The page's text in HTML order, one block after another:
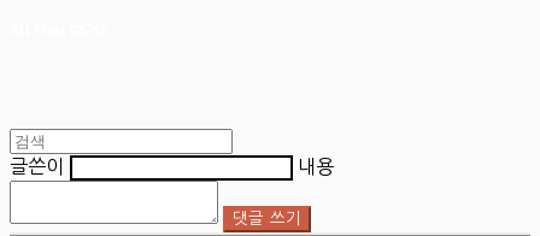
글쓴이 내용
댓글 쓰기